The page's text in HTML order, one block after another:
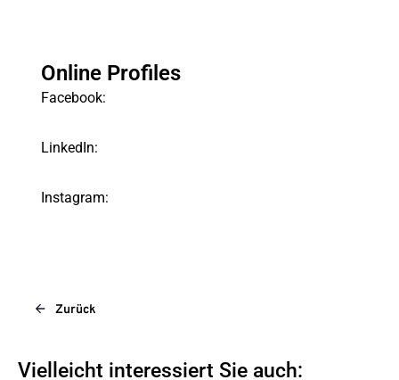
Online Profiles
Facebook:
LinkedIn:
Instagram:
Zurück
Vielleicht interessiert Sie auch: